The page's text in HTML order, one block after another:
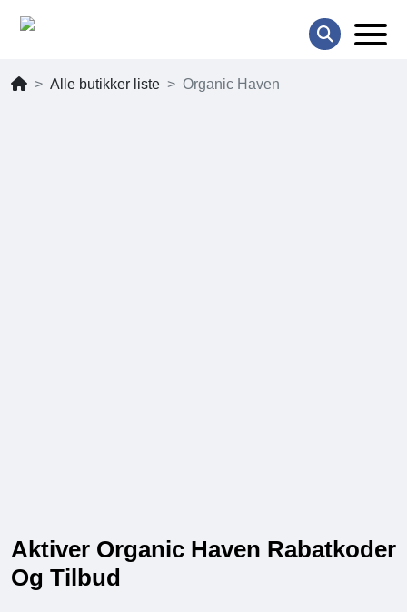
Alle butikker liste Organic Haven
Aktiver Organic Haven Rabatkoder
Og Tilbud